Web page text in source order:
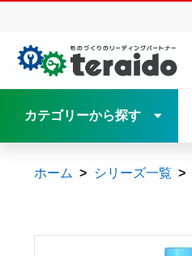
カテゴリーから探す
ホーム シリーズ一覧